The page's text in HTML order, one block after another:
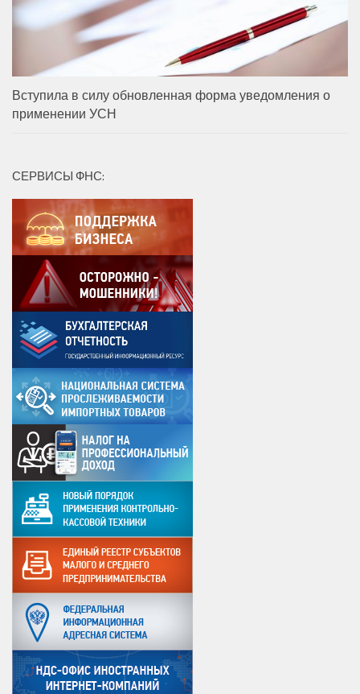
Вступила в силу обновленная форма уведомления о
применении УСН
СЕРВИСЫ ФНС: